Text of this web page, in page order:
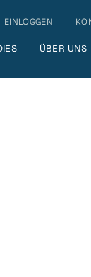
EINLOGGEN
ÜBER UNS